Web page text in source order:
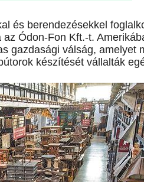
és berendezésekkel
Ódon-Fon Kft.-t.
gazdasági válság, amelyet
készítését vállalták